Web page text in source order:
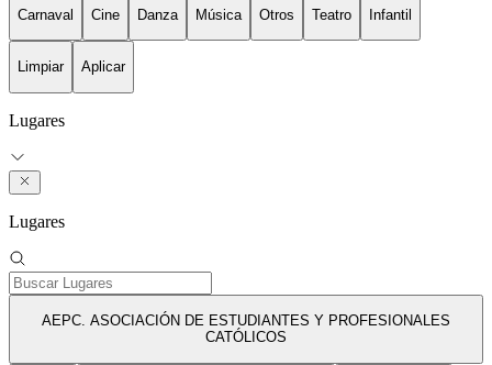
Carnaval Cine Danza Música Otros Teatro Infantil
Limpiar Aplicar
Lugares
Lugares
AEPC. ASOCIACIÓN DE ESTUDIANTES Y PROFESIONALES
CATÓLICOS